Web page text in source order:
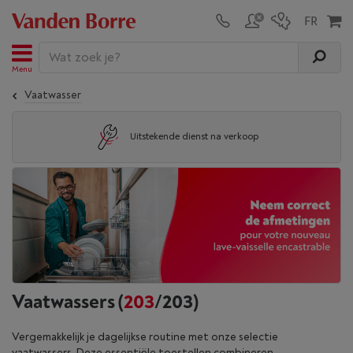
Menu
Vaatwasser
Uitstekende dienst na verkoop
Vaatwassers(203/203)
Vergemakkelijk je dagelijkse routine met onze selectie